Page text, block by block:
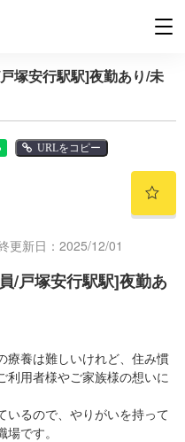
塚安行駅駅]夜勤あり/未
URLをコピー
新日：2025/12/01
/戸塚安行駅駅]夜勤あ
療養は難しいけれど、住み慣
利用者様やご家族様の想いに
いるので、やりがいを持って
です。